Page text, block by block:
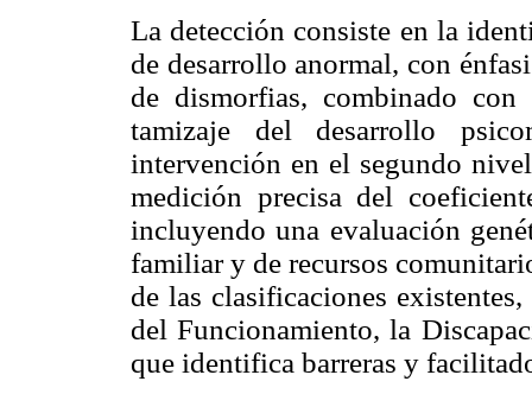
La detección consiste en la
de desarrollo anormal, con
de dismorfias, combinado
tamizaje del desarrollo
intervención en el segundo
medición precisa del
incluyendo una evaluación
familiar y de recursos
de las clasificaciones
del Funcionamiento, la
que identifica barreras y